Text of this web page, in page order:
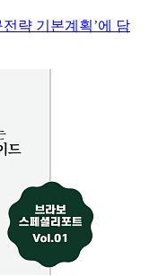
략 기본계획’에 담